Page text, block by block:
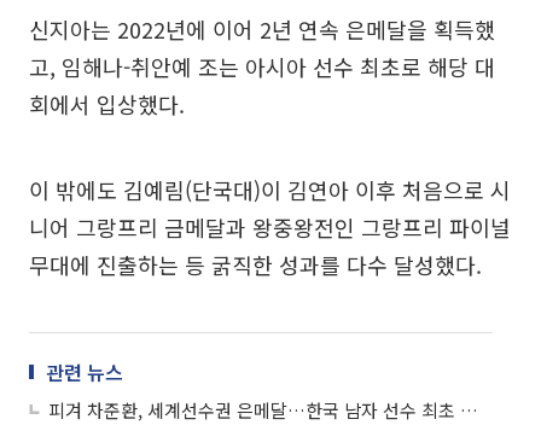
신지아는 2022년에 이어 2년 연속 은메달을 획득했
고, 임해나-취안예 조는 아시아 선수 최초로 해당 대
회에서 입상했다.
이 밖에도 김예림(단국대)이 김연아 이후 처음으로 시
니어 그랑프리 금메달과 왕중왕전인 그랑프리 파이널
무대에 진출하는 등 굵직한 성과를 다수 달성했다.
관련 뉴스
피겨 차준환, 세계선수권 은메달…한국 남자 선수 최초 입상